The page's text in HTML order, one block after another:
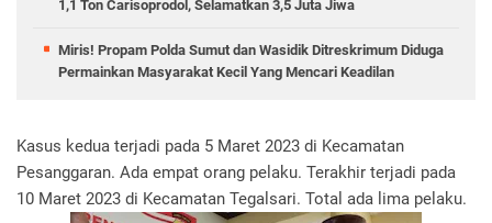
1,1 Ton Carisoprodol, Selamatkan 3,5 Juta Jiwa
Miris! Propam Polda Sumut dan Wasidik Ditreskrimum Diduga
Permainkan Masyarakat Kecil Yang Mencari Keadilan
Kasus kedua terjadi pada 5 Maret 2023 di Kecamatan
Pesanggaran. Ada empat orang pelaku. Terakhir terjadi pada
10 Maret 2023 di Kecamatan Tegalsari. Total ada lima pelaku.